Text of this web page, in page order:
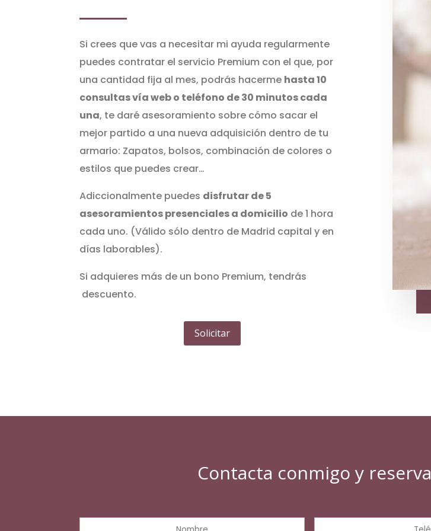
Si crees que vas a necesitar mi ayuda regularmente
puedes contratar el servicio Premium con el que, por
una cantidad fija al mes, podrás hacerme hasta 10
consultas vía web o teléfono de 30 minutos cada
una, te daré asesoramiento sobre cómo sacar el
mejor partido a una nueva adquisición dentro de tu
armario: Zapatos, bolsos, combinación de colores o
estilos que puedes crear…
Adiccionalmente puedes disfrutar de 5
asesoramientos presenciales a domicilio de 1 hora
cada uno. (Válido sólo dentro de Madrid capital y en
días laborables).
Si adquieres más de un bono Premium, tendrás
descuento.
Solicitar
Contacta conmigo y reserva